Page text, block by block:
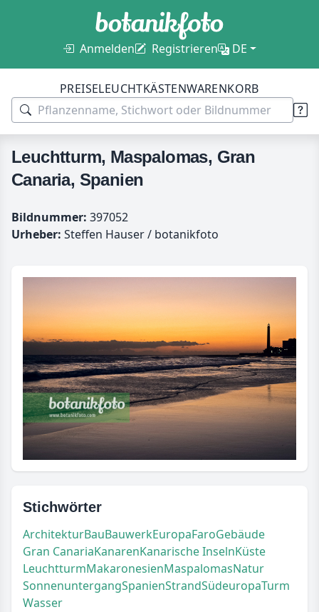
Anmelden Registrieren DE
PREISELEUCHTKÄSTENWARENKORB
Leuchtturm, Maspalomas, Gran
Canaria, Spanien
Bildnummer: 397052
Urheber: Steffen Hauser / botanikfoto
Stichwörter
ArchitekturBauBauwerkEuropaFaroGebäude
Gran CanariaKanarenKanarische InselnKüste
LeuchtturmMakaronesienMaspalomasNatur
SonnenuntergangSpanienStrandSüdeuropaTurm
Wasser